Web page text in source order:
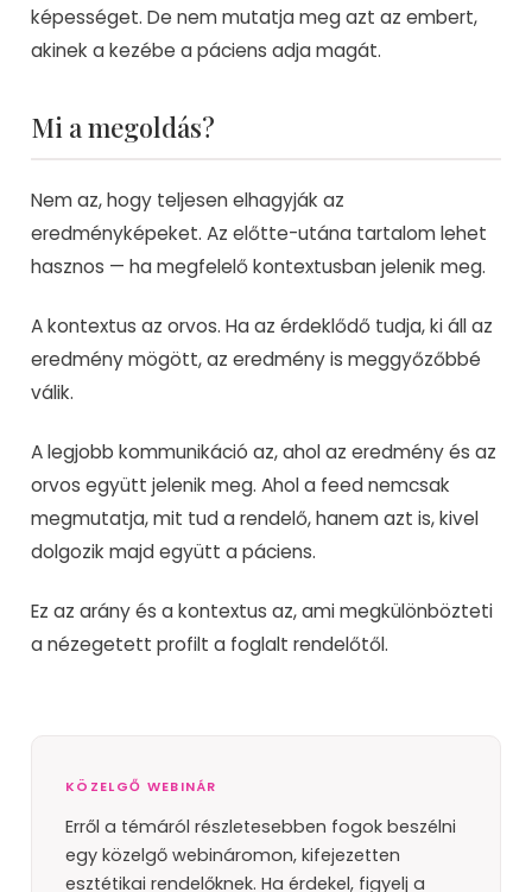
képességet. De nem mutatja meg azt az embert,
akinek a kezébe a páciens adja magát.
Mi a megoldás?
Nem az, hogy teljesen elhagyják az
eredményképeket. Az előtte-utána tartalom lehet
hasznos — ha megfelelő kontextusban jelenik meg.
A kontextus az orvos. Ha az érdeklődő tudja, ki áll az
eredmény mögött, az eredmény is meggyőzőbbé
válik.
A legjobb kommunikáció az, ahol az eredmény és az
orvos együtt jelenik meg. Ahol a feed nemcsak
megmutatja, mit tud a rendelő, hanem azt is, kivel
dolgozik majd együtt a páciens.
Ez az arány és a kontextus az, ami megkülönbözteti
a nézegetett profilt a foglalt rendelőtől.
KÖZELGŐ WEBINÁR
Erről a témáról részletesebben fogok beszélni
egy közelgő webináromon, kifejezetten
esztétikai rendelőknek. Ha érdekel, figyelj a